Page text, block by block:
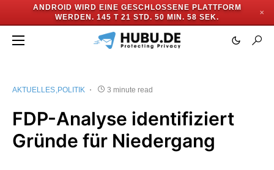
ANDROID WIRD EINE GESCHLOSSENE PLATTFORM
WERDEN. 145 T 21 STD. 50 MIN. 57 SEK.
✕
AKTUELLES POLITIK 3 minute read
FDP-Analyse identifiziert
Gründe für Niedergang